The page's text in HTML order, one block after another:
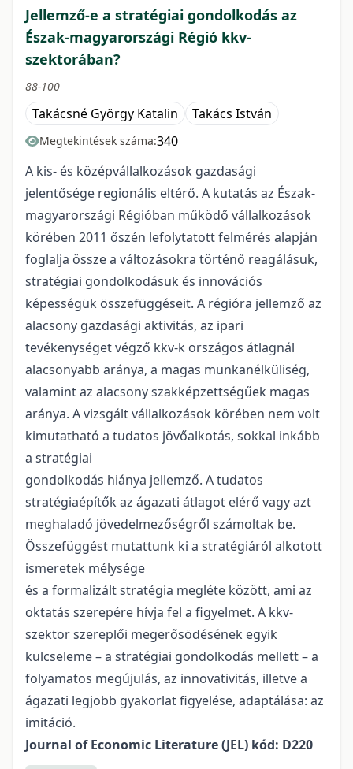
Jellemző-e a stratégiai gondolkodás az
Észak-magyarországi Régió kkv-
szektorában?
88-100
Takácsné György Katalin Takács István
Megtekintések száma:340
A kis- és középvállalkozások gazdasági
jelentősége regionális eltérő. A kutatás az Észak-
magyarországi Régióban működő vállalkozások
körében 2011 őszén lefolytatott felmérés alapján
foglalja össze a változásokra történő reagálásuk,
stratégiai gondolkodásuk és innovációs
képességük összefüggéseit. A régióra jellemző az
alacsony gazdasági aktivitás, az ipari
tevékenységet végző kkv-k országos átlagnál
alacsonyabb aránya, a magas munkanélküliség,
valamint az alacsony szakképzettségűek magas
aránya. A vizsgált vállalkozások körében nem volt
kimutatható a tudatos jövőalkotás, sokkal inkább
a stratégiai
gondolkodás hiánya jellemző. A tudatos
stratégiaépítők az ágazati átlagot elérő vagy azt
meghaladó jövedelmezőségről számoltak be.
Összefüggést mutattunk ki a stratégiáról alkotott
ismeretek mélysége
és a formalizált stratégia megléte között, ami az
oktatás szerepére hívja fel a figyelmet. A kkv-
szektor szereplői megerősödésének egyik
kulcseleme – a stratégiai gondolkodás mellett – a
folyamatos megújulás, az innovativitás, illetve a
ágazati legjobb gyakorlat figyelése, adaptálása: az
imitáció.
Journal of Economic Literature (JEL) kód: D220